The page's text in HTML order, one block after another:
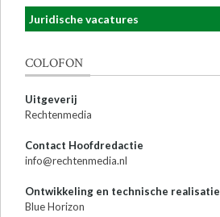
Juridische vacatures
COLOFON
Uitgeverij
Rechtenmedia
Contact Hoofdredactie
info@rechtenmedia.nl
Ontwikkeling en technische realisatie
Blue Horizon